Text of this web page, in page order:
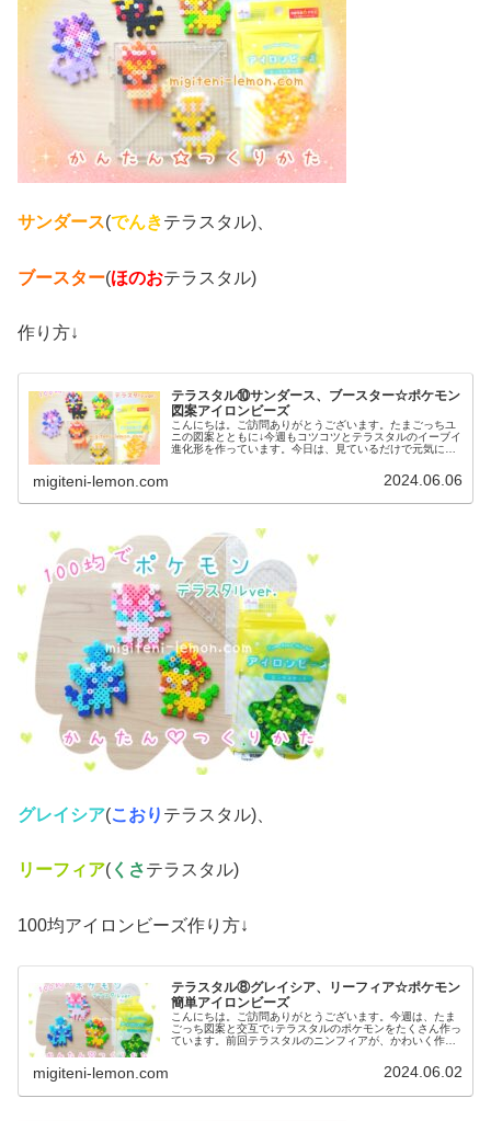
サンダース(でんきテラスタル)、
ブースター(ほのおテラスタル)
作り方↓
テラスタル⑩サンダース、ブースター☆ポケモン
図案アイロンビーズ
こんにちは。ご訪問ありがとうございます。たまごっちユ
ニの図案とともに↓今週もコツコツとテラスタルのイーブイ
進化形を作っています。今日は、見ているだけで元気にな
migiteni-lemon.com 2024.06.06
グレイシア(こおり テラスタル)、
リーフィア( くさテラスタル)
100均アイロンビーズ作り方↓
テラスタル⑧グレイシア、リーフィア☆ポケモン
簡単アイロンビーズ
こんにちは。ご訪問ありがとうございます。今週は、たま
ごっち図案と交互で↓テラスタルのポケモンをたくさん作っ
ています。前回テラスタルのニンフィアが、かわいく作れ
migiteni-lemon.com 2024.06.02